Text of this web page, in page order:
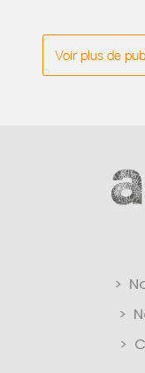
Voir plus de